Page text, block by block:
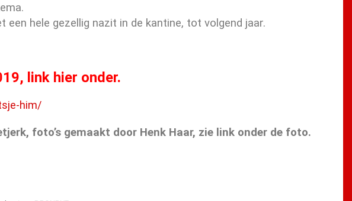
hele gezellig nazit in de kantine, tot volgend jaar.
link hier onder.
him/
foto’s gemaakt door Henk Haar, zie link onder de foto.